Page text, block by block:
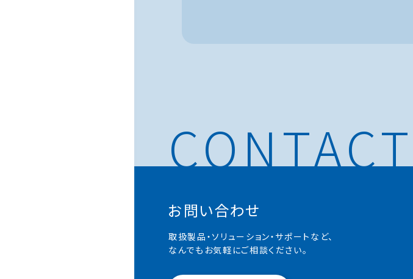
お問い合わせ
取扱製品・ソリューション・サポートなど、
なんでもお気軽にご相談ください。